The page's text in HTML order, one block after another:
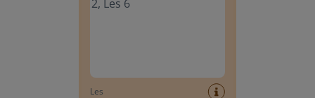
Les